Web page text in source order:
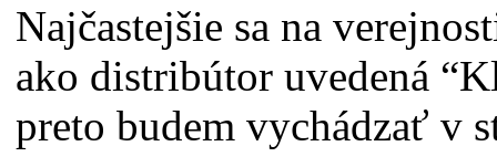
Najčastejšie sa na
ako distribútor uvedená
preto budem vychádzať v